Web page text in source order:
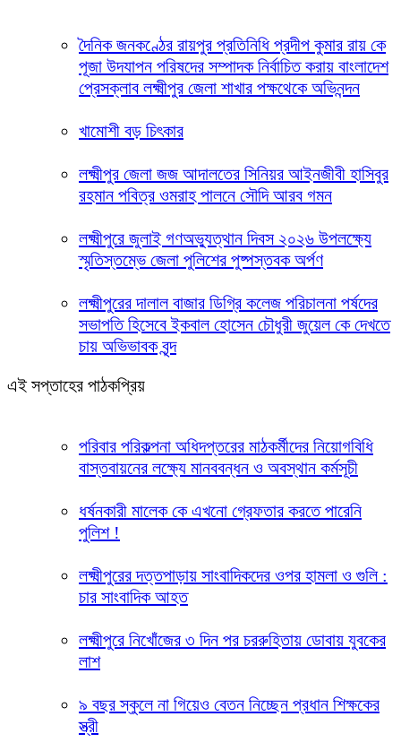
দৈনিক জনকণ্ঠের রায়পুর প্রতিনিধি প্রদীপ কুমার রায় কে
পূজা উদযাপন পরিষদের সম্পাদক নির্বাচিত করায় বাংলাদেশ
প্রেসক্লাব লক্ষ্মীপুর জেলা শাখার পক্ষথেকে অভিনন্দন
খামোশী বড় চিৎকার
লক্ষ্মীপুর জেলা জজ আদালতের সিনিয়র আইনজীবী হাসিবুর
রহমান পবিত্র ওমরাহ পালনে সৌদি আরব গমন
লক্ষ্মীপুরে জুলাই গণঅভ্যুত্থান দিবস ২০২৬ উপলক্ষ্যে
স্মৃতিস্তম্ভে জেলা পুলিশের পুষ্পস্তবক অর্পণ
লক্ষ্মীপুরের দালাল বাজার ডিগ্রি কলেজ পরিচালনা পর্ষদের
সভাপতি হিসেবে ইকবাল হোসেন চৌধুরী জুয়েল কে দেখতে
চায় অভিভাবক বৃন্দ
এই সপ্তাহের পাঠকপ্রিয়
পরিবার পরিকল্পনা অধিদপ্তরের মাঠকর্মীদের নিয়োগবিধি
বাস্তবায়নের লক্ষ্যে মানববন্ধন ও অবস্থান কর্মসূচী
ধর্ষনকারী মালেক কে এখনো গ্রেফতার করতে পারেনি
পুলিশ !
লক্ষ্মীপুরের দত্তপাড়ায় সাংবাদিকদের ওপর হামলা ও গুলি :
চার সাংবাদিক আহত
লক্ষ্মীপুরে নিখোঁজের ৩ দিন পর চররুহিতায় ডোবায় যুবকের
লাশ
৯ বছর স্কুলে না গিয়েও বেতন নিচ্ছেন প্রধান শিক্ষকের
স্ত্রী